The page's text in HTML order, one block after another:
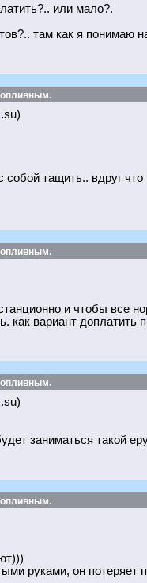
или мало?.
там как я понимаю
собой тащить.. вдруг что
и чтобы все
как вариант
заниматься такой
руками, он